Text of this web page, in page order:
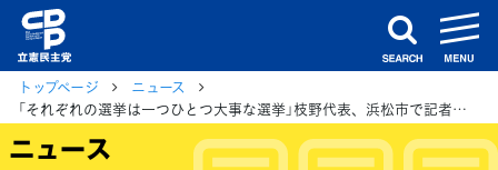
search
トップページ
ニュース
「それぞれの選挙は一つひとつ大事な選挙」枝野代表、浜松市で記者団に
ニュース